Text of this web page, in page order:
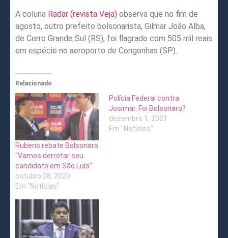
A coluna Radar (revista Veja) observa que no fim de
agosto, outro prefeito bolsonarista, Gilmar João Alba,
de Cerro Grande Sul (RS), foi flagrado com 505 mil reais
em espécie no aeroporto de Congonhas (SP).
Relacionado
Rubens rebate Bolsonaro
“Vamos derrotar seu
candidato em São Luís”
outubro 28, 2020
Em "Notícias"
Polícia Federal contra
Josimar. Foi Bolsonaro?
dezembro 1, 2021
Em "Notícias"